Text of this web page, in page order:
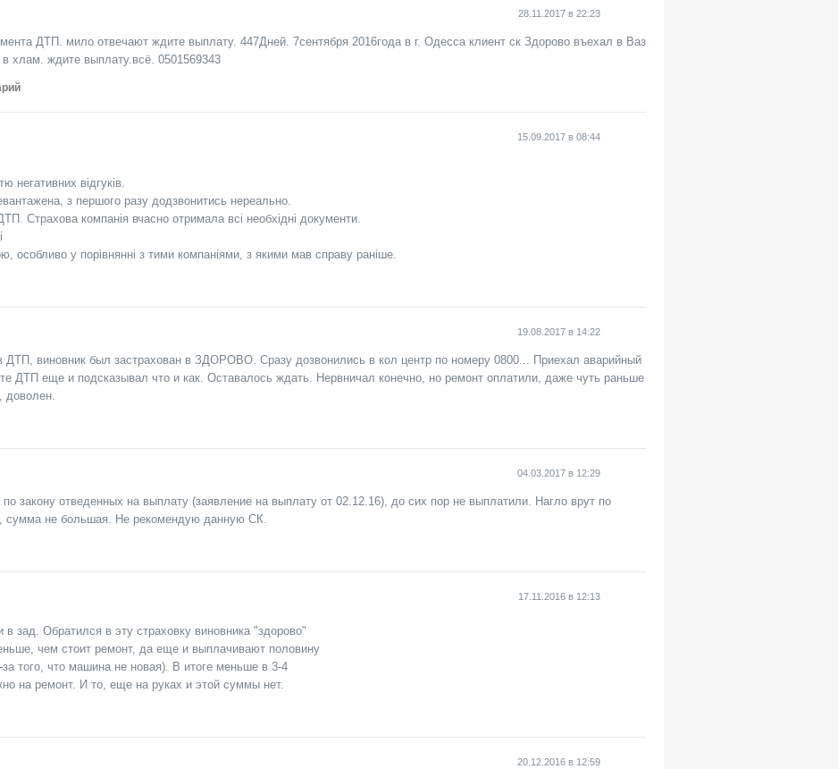
28.11.2017 в 22:23
ДТП. мило отвечают ждите выплату. 447Дней. 7сентября 2016года в г. Одесса клиент ск Здорово въехал в Ваз
хлам. ждите выплату.всё. 0501569343
15.09.2017 в 08:44
негативних відгуків.
з першого разу додзвонитись нереально.
Страхова компанія вчасно отримала всі необхідні документи.
особливо у порівнянні з тими компаніями, з якими мав справу раніше.
19.08.2017 в 14:22
ДТП, виновник был застрахован в ЗДОРОВО. Сразу дозвонились в кол центр по номеру 0800... Приехал аварийный
ДТП еще и подсказывал что и как. Оставалось ждать. Нервничал конечно, но ремонт оплатили, даже чуть раньше
доволен.
04.03.2017 в 12:29
закону отведенных на выплату (заявление на выплату от 02.12.16), до сих пор не выплатили. Нагло врут по
сумма не большая. Не рекомендую данную СК.
17.11.2016 в 12:13
зад. Обратился в эту страховку виновника "здорово"
чем стоит ремонт, да еще и выплачивают половину
того, что машина не новая). В итоге меньше в 3-4
на ремонт. И то, еще на руках и этой суммы нет.
20.12.2016 в 12:59